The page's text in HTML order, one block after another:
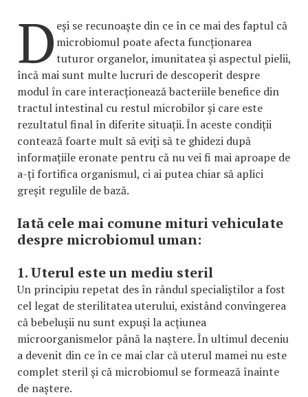
D eși se recunoaște din ce în ce mai des faptul că
microbiomul poate afecta funcționarea
tuturor organelor, imunitatea și aspectul pielii,
încă mai sunt multe lucruri de descoperit despre
modul în care interacționează bacteriile benefice din
tractul intestinal cu restul microbilor și care este
rezultatul final în diferite situații. În aceste condiții
contează foarte mult să eviți să te ghidezi după
informațiile eronate pentru că nu vei fi mai aproape de
a-ți fortifica organismul, ci ai putea chiar să aplici
greșit regulile de bază.
Iată cele mai comune mituri vehiculate
despre microbiomul uman:
1. Uterul este un mediu steril
Un principiu repetat des în rândul specialiștilor a fost
cel legat de sterilitatea uterului, existând convingerea
că bebelușii nu sunt expuși la acțiunea
microorganismelor până la naștere. În ultimul deceniu
a devenit din ce în ce mai clar că uterul mamei nu este
complet steril și că microbiomul se formează înainte
de naștere.